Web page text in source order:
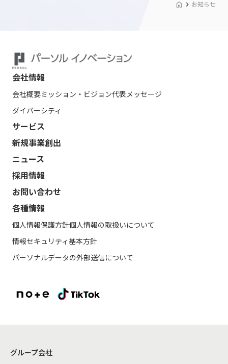
お知らせ
会社情報
会社概要ミッション・ビジョン代表メッセージ
ダイバーシティ
サービス
新規事業創出
ニュース
採用情報
お問い合わせ
各種情報
個人情報保護方針個人情報の取扱いについて
情報セキュリティ基本方針
パーソナルデータの外部送信について
グループ会社